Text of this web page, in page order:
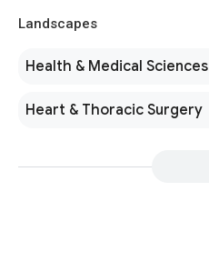
Landscapes
Health & Medical Sciences
Heart & Thoracic Surgery